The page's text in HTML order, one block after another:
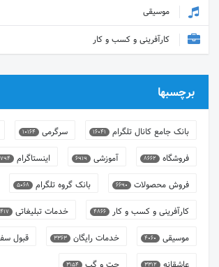
موسیقی
کارآفرینی و کسب و کار
برچسبها
بانک جامع کانال تلگرام 16041 سرگرمی 10164
فروشگاه 8662 آموزشی 6919 اینستاگرام
فروش محصولات 6690 بانک گروه تلگرام 5068
کارآفرینی و کسب و کار 4866 خدمات تبلیغاتی
موسیقی 4060 خدمات رایگان 3363 قبول